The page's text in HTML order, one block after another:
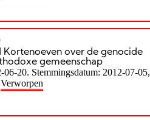
Kortenoeven over de genocide
gemeenschap
06-20. Stemmingsdatum: 2012-07-05,
Verworpen